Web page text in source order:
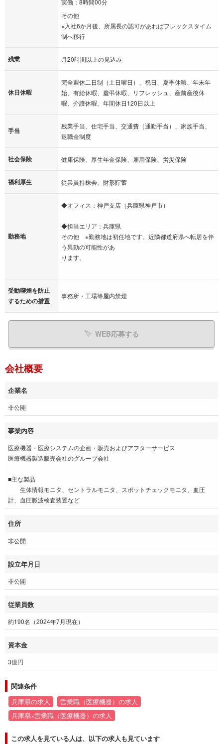
その他
※入社6か月後、所属長の認可があればフレックスタイム
制へ移行
残業 月20時間以上の見込み
休日休暇
完全週休二日制（土日曜日）、祝日、夏季休暇、年末年
始、有給休暇、慶弔休暇、リフレッシュ、産前産後休
暇、介護休暇、年間休日120日以上
手当
残業手当、住宅手当、交通費（通勤手当）、家族手当、
退職金制度
社会保険 健康保険、厚生年金保険、雇用保険、労災保険
福利厚生 従業員持株会、財形貯蓄
勤務地
◆オフィス：神戸支店（兵庫県神戸市）
◆担当エリア：兵庫県
その他 ※勤務地は初任地です。近隣都道府県へ転居を伴
う異動の可能性があ
ります。
受動喫煙を防止
するための措置
事務所・工場等屋内禁煙
WEB応募する
会社概要
企業名
非公開
事業内容
医療機器・医療システムの企画・販売およびアフターサービス
医療機器製造販売会社のグループ会社
■主な製品
生体情報モニタ、セントラルモニタ、スポットチェックモニタ、血圧
計、血圧脈波検査装置など
住所
非公開
設立年月日
非公開
従業員数
約190名（2024年7月現在）
資本金
3億円
関連条件
兵庫県の求人
営業職（医療機器）の求人
兵庫県×営業職（医療機器）の求人
この求人を見ている人は、以下の求人も見ています